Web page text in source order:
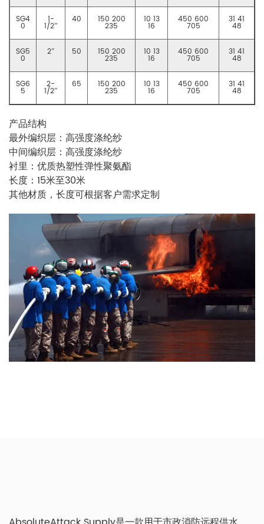
SG4
0
1-
1/2”
40 150 200
235
10 13
16
450 600
705
31 41
48
SG5
0
2” 50 150 200
235
10 13
16
450 600
705
31 41
48
SG6
5
2-
1/2”
65 150 200
235
10 13
16
450 600
705
31 41
48
产品结构
最外编织层：高强度涤纶纱
中间编织层：高强度涤纶纱
衬里：优质热塑性弹性聚氨酯
长度：15米至30米
其他材质，长度可根据客户需求定制